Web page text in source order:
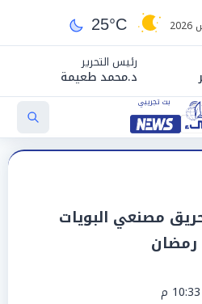
25°C
رئيس التحرير
د.محمد طعيمة
حريق مصنعي البويات
رمضان